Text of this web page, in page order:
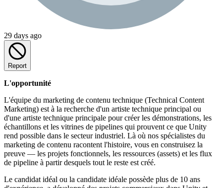
29 days ago
Report
L'opportunité
L'équipe du marketing de contenu technique (Technical Content
Marketing) est à la recherche d'un artiste technique principal ou
d'une artiste technique principale pour créer les démonstrations, les
échantillons et les vitrines de pipelines qui prouvent ce que Unity
rend possible dans le secteur industriel. Là où nos spécialistes du
marketing de contenu racontent l'histoire, vous en construisez la
preuve — les projets fonctionnels, les ressources (assets) et les flux
de pipeline à partir desquels tout le reste est créé.
Le candidat idéal ou la candidate idéale possède plus de 10 ans